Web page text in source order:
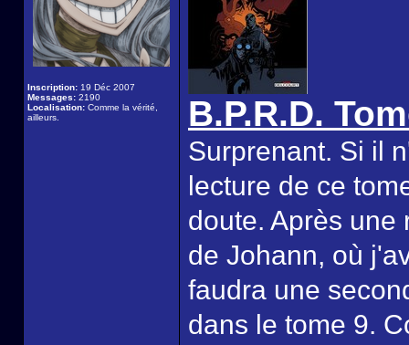
Inscription: 19 Déc 2007
Messages: 2190
Localisation: Comme la vérité,
ailleurs.
B.P.R.D.
Surprenant. Si il
lecture de ce
doute. Après une
de Johann, où
faudra une
dans le tome 9.